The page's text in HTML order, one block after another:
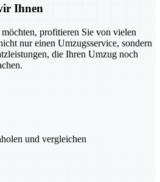
Ihnen
profitieren Sie von vielen
nur einen Umzugsservice, sondern
die Ihren Umzug noch
und vergleichen